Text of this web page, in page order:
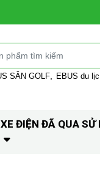
SÂN GOLF EBUS du
XE ĐIỆN ĐÃ QUA SỬ